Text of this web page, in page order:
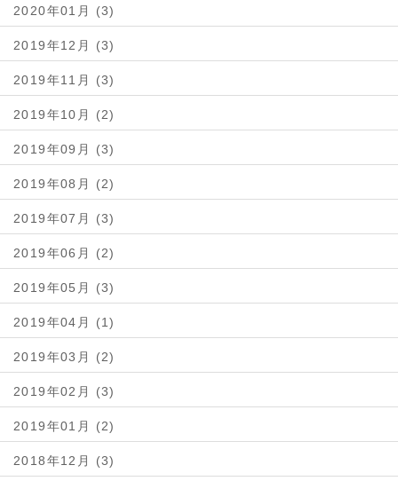
2020年01月 (3)
2019年12月 (3)
2019年11月 (3)
2019年10月 (2)
2019年09月 (3)
2019年08月 (2)
2019年07月 (3)
2019年06月 (2)
2019年05月 (3)
2019年04月 (1)
2019年03月 (2)
2019年02月 (3)
2019年01月 (2)
2018年12月 (3)